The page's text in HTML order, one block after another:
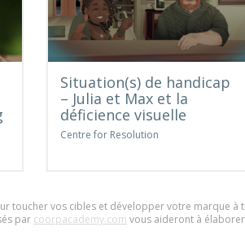
Situation(s) de handicap
– Julia et Max et la
déficience visuelle
Centre for Resolution
vos cibles et développer votre marque à
par coorpacademy.com vous aideront à